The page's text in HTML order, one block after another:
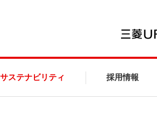
サステナビリティ 採用情報